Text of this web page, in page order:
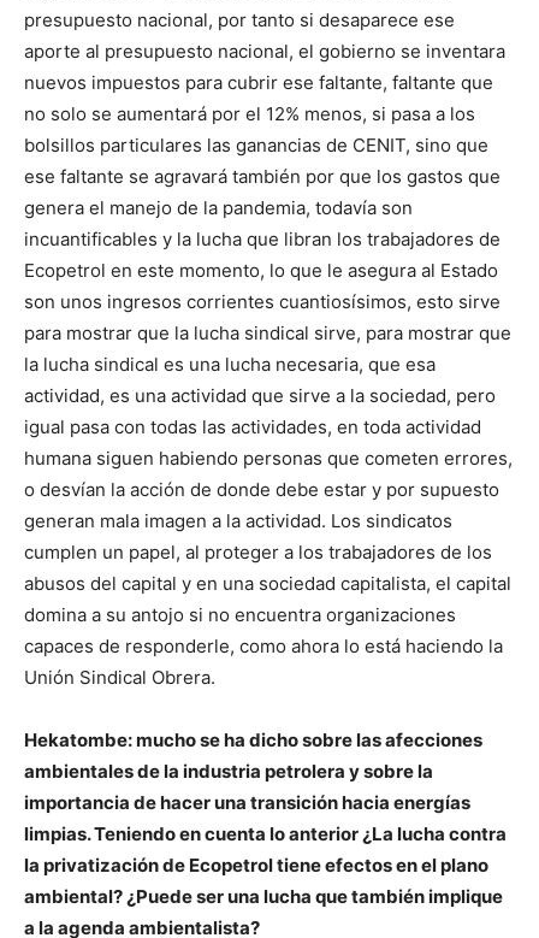
presupuesto nacional, por tanto si desaparece ese
aporte al presupuesto nacional, el gobierno se inventara
nuevos impuestos para cubrir ese faltante, faltante que
no solo se aumentará por el 12% menos, si pasa a los
bolsillos particulares las ganancias de CENIT, sino que
ese faltante se agravará también por que los gastos que
genera el manejo de la pandemia, todavía son
incuantificables y la lucha que libran los trabajadores de
Ecopetrol en este momento, lo que le asegura al Estado
son unos ingresos corrientes cuantiosísimos, esto sirve
para mostrar que la lucha sindical sirve, para mostrar que
la lucha sindical es una lucha necesaria, que esa
actividad, es una actividad que sirve a la sociedad, pero
igual pasa con todas las actividades, en toda actividad
humana siguen habiendo personas que cometen errores,
o desvían la acción de donde debe estar y por supuesto
generan mala imagen a la actividad. Los sindicatos
cumplen un papel, al proteger a los trabajadores de los
abusos del capital y en una sociedad capitalista, el capital
domina a su antojo si no encuentra organizaciones
capaces de responderle, como ahora lo está haciendo la
Unión Sindical Obrera.
Hekatombe: mucho se ha dicho sobre las afecciones
ambientales de la industria petrolera y sobre la
importancia de hacer una transición hacia energías
limpias. Teniendo en cuenta lo anterior ¿La lucha contra
la privatización de Ecopetrol tiene efectos en el plano
ambiental? ¿Puede ser una lucha que también implique
a la agenda ambientalista?